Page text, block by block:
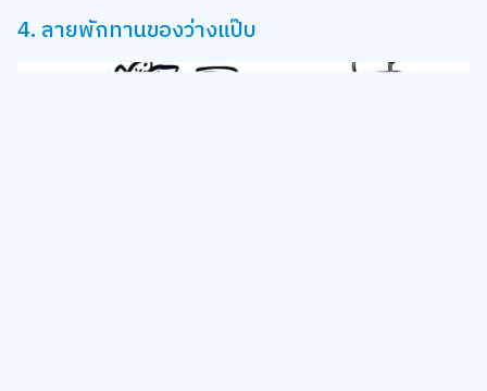
4. ลายพักทานของว่างแป๊บ